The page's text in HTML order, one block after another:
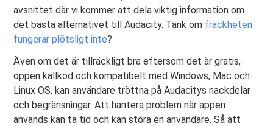
avsnittet där vi kommer att dela viktig information om
det bästa alternativet till Audacity. Tänk om fräckheten
fungerar plötsligt inte?
Även om det är tillräckligt bra eftersom det är gratis,
öppen källkod och kompatibelt med Windows, Mac och
Linux OS, kan användare tröttna på Audacitys nackdelar
och begränsningar. Att hantera problem när appen
används kan ta tid och kan störa en användare. Så att